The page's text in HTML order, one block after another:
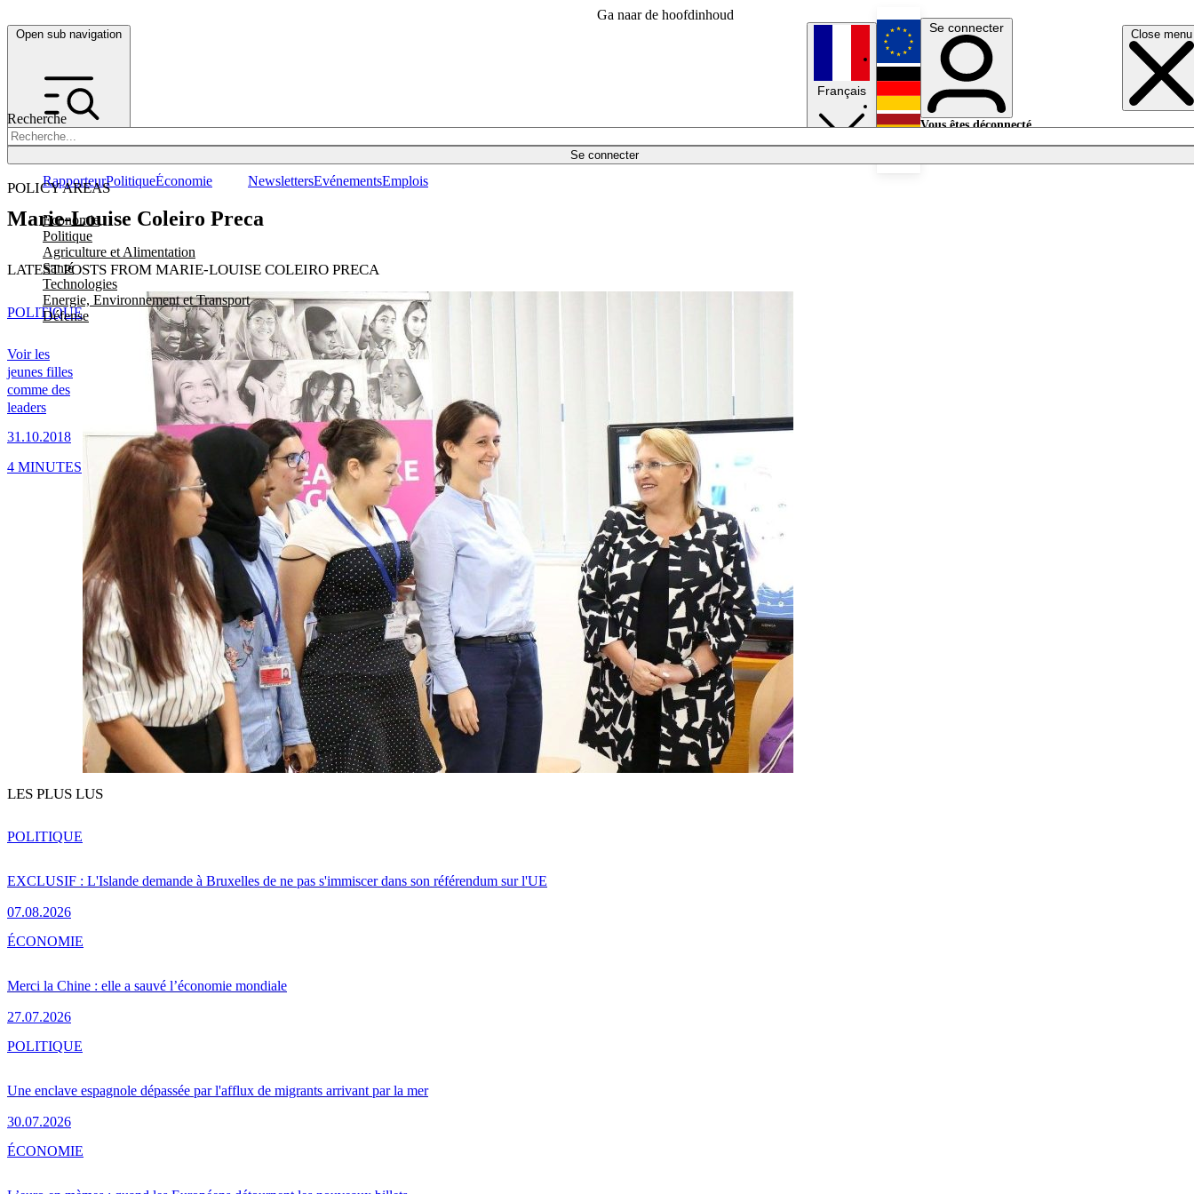
Ga naar de hoofdinhoud
Open sub navigation Close menu
Recherche
Se connecter
POLICY AREAS
Economie
Politique
Agriculture et Alimentation
Santé
Technologies
Energie, Environnement et Transport
Défense
RapporteurPolitiqueÉconomie NewslettersEvénementsEmplois
Français
English
Deutsch
Se connecter
Vous êtes déconnecté.
Marie-Louise Coleiro Preca
LATEST POSTS FROM MARIE-LOUISE COLEIRO PRECA
Voir les
jeunes filles
comme des
leaders
31.10.2018
POLITIQUE
4 MINUTES
LES PLUS LUS
EXCLUSIF : L'Islande demande à Bruxelles de ne pas s'immiscer dans son référendum sur l'UE
07.08.2026
POLITIQUE
Merci la Chine : elle a sauvé l’économie mondiale
27.07.2026
ÉCONOMIE
Une enclave espagnole dépassée par l'afflux de migrants arrivant par la mer
30.07.2026
POLITIQUE
ÉCONOMIE